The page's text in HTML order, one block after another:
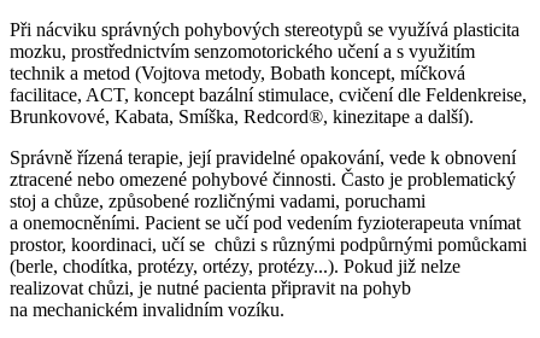
Při nácviku správných pohybových stereotypů se využívá plasticita
mozku, prostřednictvím senzomotorického učení a s využitím
technik a metod (Vojtova metody, Bobath koncept, míčková
facilitace, ACT, koncept bazální stimulace, cvičení dle Feldenkreise,
Brunkovové, Kabata, Smíška, Redcord®, kinezitape a další).
Správně řízená terapie, její pravidelné opakování, vede k obnovení
ztracené nebo omezené pohybové činnosti. Často je problematický
stoj a chůze, způsobené rozličnými vadami, poruchami
a onemocněními. Pacient se učí pod vedením fyzioterapeuta vnímat
prostor, koordinaci, učí se chůzi s různými podpůrnými pomůckami
(berle, chodítka, protézy, ortézy, protézy...). Pokud již nelze
realizovat chůzi, je nutné pacienta připravit na pohyb
na mechanickém invalidním vozíku.